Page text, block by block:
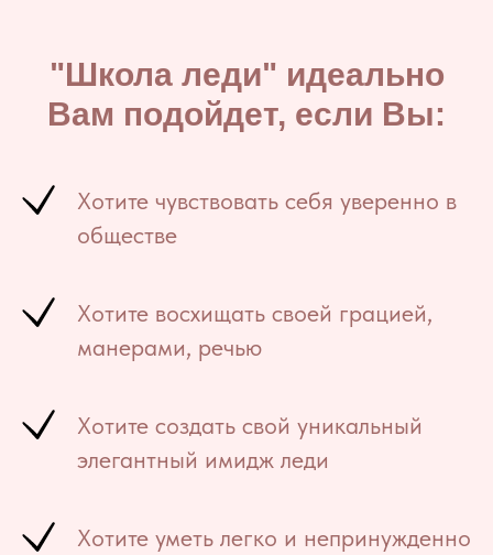
"Школа леди" идеально
Вам подойдет, если Вы:
Хотите чувствовать себя уверенно в
обществе
Хотите восхищать своей грацией,
манерами, речью
Хотите создать свой уникальный
элегантный имидж леди
Хотите уметь легко и непринужденно